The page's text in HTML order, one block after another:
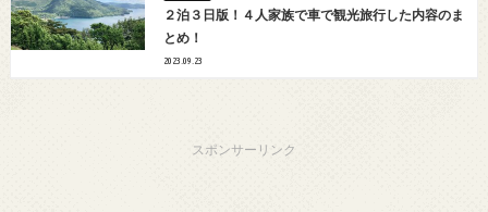
２泊３日版！４人家族で車で観光旅行した内容のま
とめ！
2023.09.23
スポンサーリンク